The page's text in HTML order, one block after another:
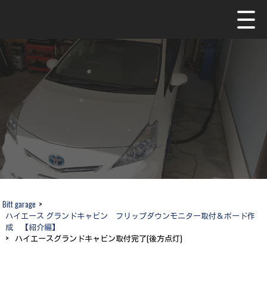
Bitt garage >
ハイエース グランドキャビン フリップダウンモニター取付＆ボード作
成 【紹介編】
> ハイエースグランドキャビン取付完了(後方点灯)